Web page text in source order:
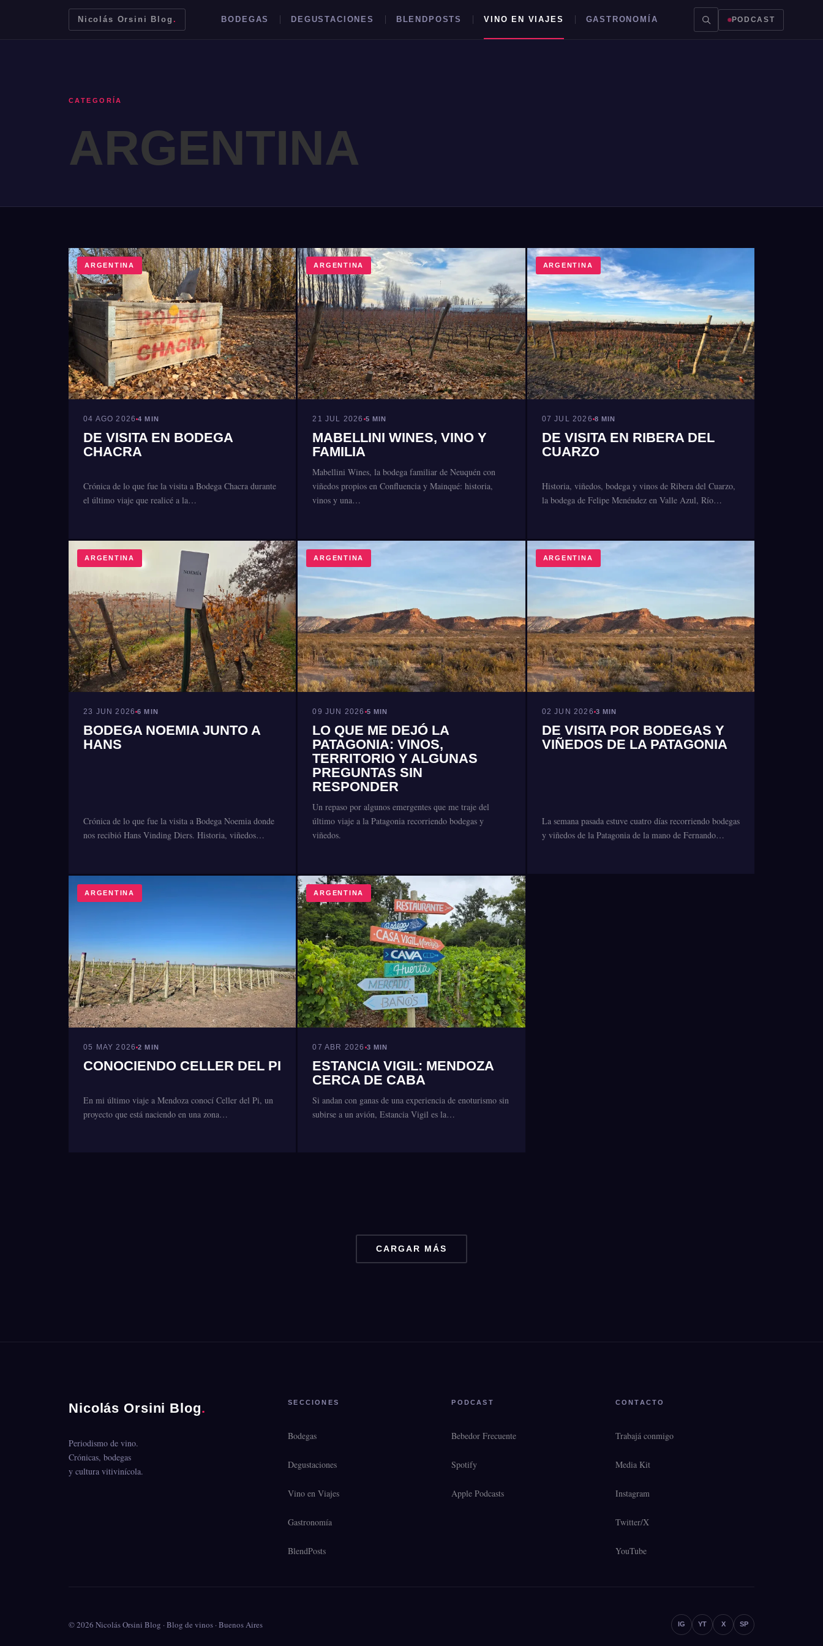
Nicolás Orsini Blog . BODEGAS DEGUSTACIONES BLENDPOSTS VINO EN VIAJES GASTRONOMÍA PODCAST
BUSCAR →
CATEGORÍA
ARGENTINA
ARGENTINA
04 AGO 2026 4 MIN
DE VISITA EN BODEGA
CHACRA
Crónica de lo que fue la visita a Bodega Chacra durante
el último viaje que realicé a la…
ARGENTINA
21 JUL 2026 5 MIN
MABELLINI WINES, VINO Y
FAMILIA
Mabellini Wines, la bodega familiar de Neuquén con
viñedos propios en Confluencia y Mainqué: historia,
vinos y una…
ARGENTINA
07 JUL 2026 8 MIN
DE VISITA EN RIBERA DEL
CUARZO
Historia, viñedos, bodega y vinos de Ribera del Cuarzo,
la bodega de Felipe Menéndez en Valle Azul, Río…
ARGENTINA
23 JUN 2026 6 MIN
BODEGA NOEMIA JUNTO A
HANS
Crónica de lo que fue la visita a Bodega Noemia donde
nos recibió Hans Vinding Diers. Historia, viñedos…
ARGENTINA
09 JUN 2026 5 MIN
LO QUE ME DEJÓ LA
PATAGONIA: VINOS,
TERRITORIO Y ALGUNAS
PREGUNTAS SIN
RESPONDER
Un repaso por algunos emergentes que me traje del
último viaje a la Patagonia recorriendo bodegas y
viñedos.
ARGENTINA
02 JUN 2026 3 MIN
DE VISITA POR BODEGAS Y
VIÑEDOS DE LA PATAGONIA
La semana pasada estuve cuatro días recorriendo bodegas
y viñedos de la Patagonia de la mano de Fernando…
ARGENTINA
05 MAY 2026 2 MIN
CONOCIENDO CELLER DEL PI
En mi último viaje a Mendoza conocí Celler del Pi, un
proyecto que está naciendo en una zona…
ARGENTINA
07 ABR 2026 3 MIN
ESTANCIA VIGIL: MENDOZA
CERCA DE CABA
Si andan con ganas de una experiencia de enoturismo sin
subirse a un avión, Estancia Vigil es la…
CARGAR MÁS
Nicolás Orsini Blog.
Periodismo de vino.
Crónicas, bodegas
y cultura vitivinícola.
SECCIONES
Bodegas
Degustaciones
Vino en Viajes
Gastronomía
BlendPosts
PODCAST
Bebedor Frecuente
Spotify
Apple Podcasts
CONTACTO
Trabajá conmigo
Media Kit
Instagram
Twitter/X
YouTube
© 2026 Nicolás Orsini Blog · Blog de vinos · Buenos Aires IG YT X SP